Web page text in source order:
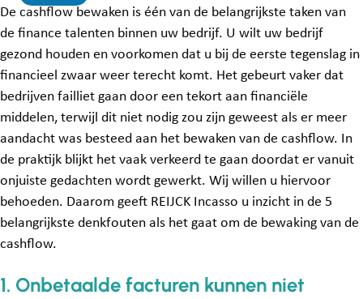
De cashflow bewaken is één van de belangrijkste taken van
de finance talenten binnen uw bedrijf. U wilt uw bedrijf
gezond houden en voorkomen dat u bij de eerste tegenslag in
financieel zwaar weer terecht komt. Het gebeurt vaker dat
bedrijven failliet gaan door een tekort aan financiële
middelen, terwijl dit niet nodig zou zijn geweest als er meer
aandacht was besteed aan het bewaken van de cashflow. In
de praktijk blijkt het vaak verkeerd te gaan doordat er vanuit
onjuiste gedachten wordt gewerkt. Wij willen u hiervoor
behoeden. Daarom geeft REIJCK Incasso u inzicht in de 5
belangrijkste denkfouten als het gaat om de bewaking van de
cashflow.
1. Onbetaalde facturen kunnen niet